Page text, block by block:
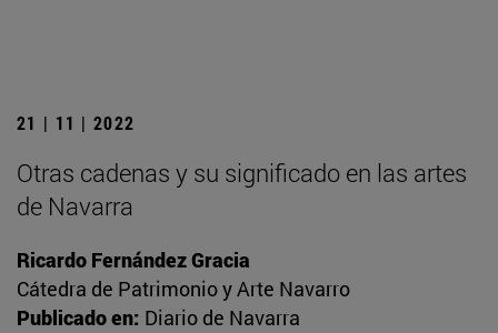
21 | 11 | 2022
Otras cadenas y su significado en las artes
de Navarra
Ricardo Fernández Gracia
Cátedra de Patrimonio y Arte Navarro
Publicado en: Diario de Navarra